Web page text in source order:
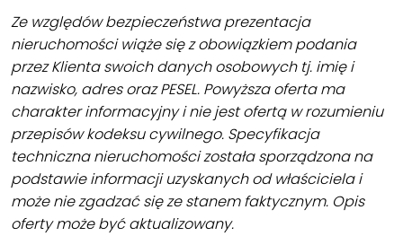
Ze względów bezpieczeństwa prezentacja
nieruchomości wiąże się z obowiązkiem podania
przez Klienta swoich danych osobowych tj. imię i
nazwisko, adres oraz PESEL. Powyższa oferta ma
charakter informacyjny i nie jest ofertą w rozumieniu
przepisów kodeksu cywilnego. Specyfikacja
techniczna nieruchomości została sporządzona na
podstawie informacji uzyskanych od właściciela i
może nie zgadzać się ze stanem faktycznym. Opis
oferty może być aktualizowany.